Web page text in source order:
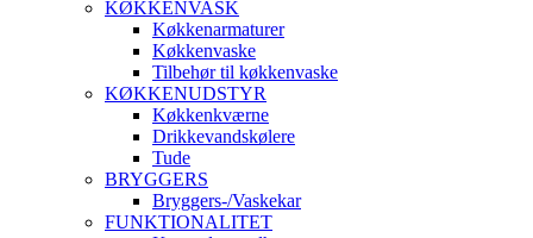
KØKKENVASK
Køkkenarmaturer
Køkkenvaske
Tilbehør til køkkenvaske
KØKKENUDSTYR
Køkkenkværne
Drikkevandskølere
Tude
BRYGGERS
Bryggers-/Vaskekar
FUNKTIONALITET